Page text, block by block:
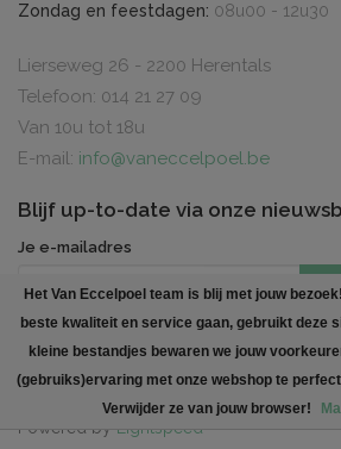
Zondag en feestdagen: 08u00 - 12u30
Lierseweg 26 - 2200 Herentals
Telefoon: 014 21 27 09
Van 10u tot 18u
E-mail: info@vaneccelpoel.be
Blijf up-to-date via onze
Je e-mailadres
Created byPolaris DC. All rights reserved
Powered by Lightspeed
Het Van Eccelpoel team is blij met jouw
beste kwaliteit en service gaan, gebruikt deze
kleine bestandjes bewaren we jouw
(gebruiks)ervaring met onze webshop te
Verwijder ze van jouw browser!